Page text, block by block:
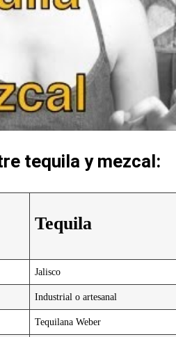
tequila y mezcal:
Tequila
Jalisco
Industrial o artesanal
Tequilana Weber